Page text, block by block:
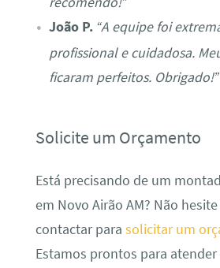
João P. “A equipe foi
profissional e cuidadosa.
ficaram perfeitos. Obrigado!”
Solicite um Orçamento
Está precisando de um
em Novo Airão AM? Não
contactar para solicitar um
Estamos prontos para atender